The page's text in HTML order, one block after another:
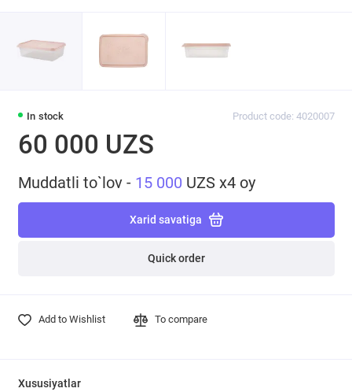
In stock Product code: 4020007
60 000 UZS
Muddatli to`lov - 15 000 UZS x4 oy
Xarid savatiga
Quick order
Add to Wishlist To compare
Xususiyatlar